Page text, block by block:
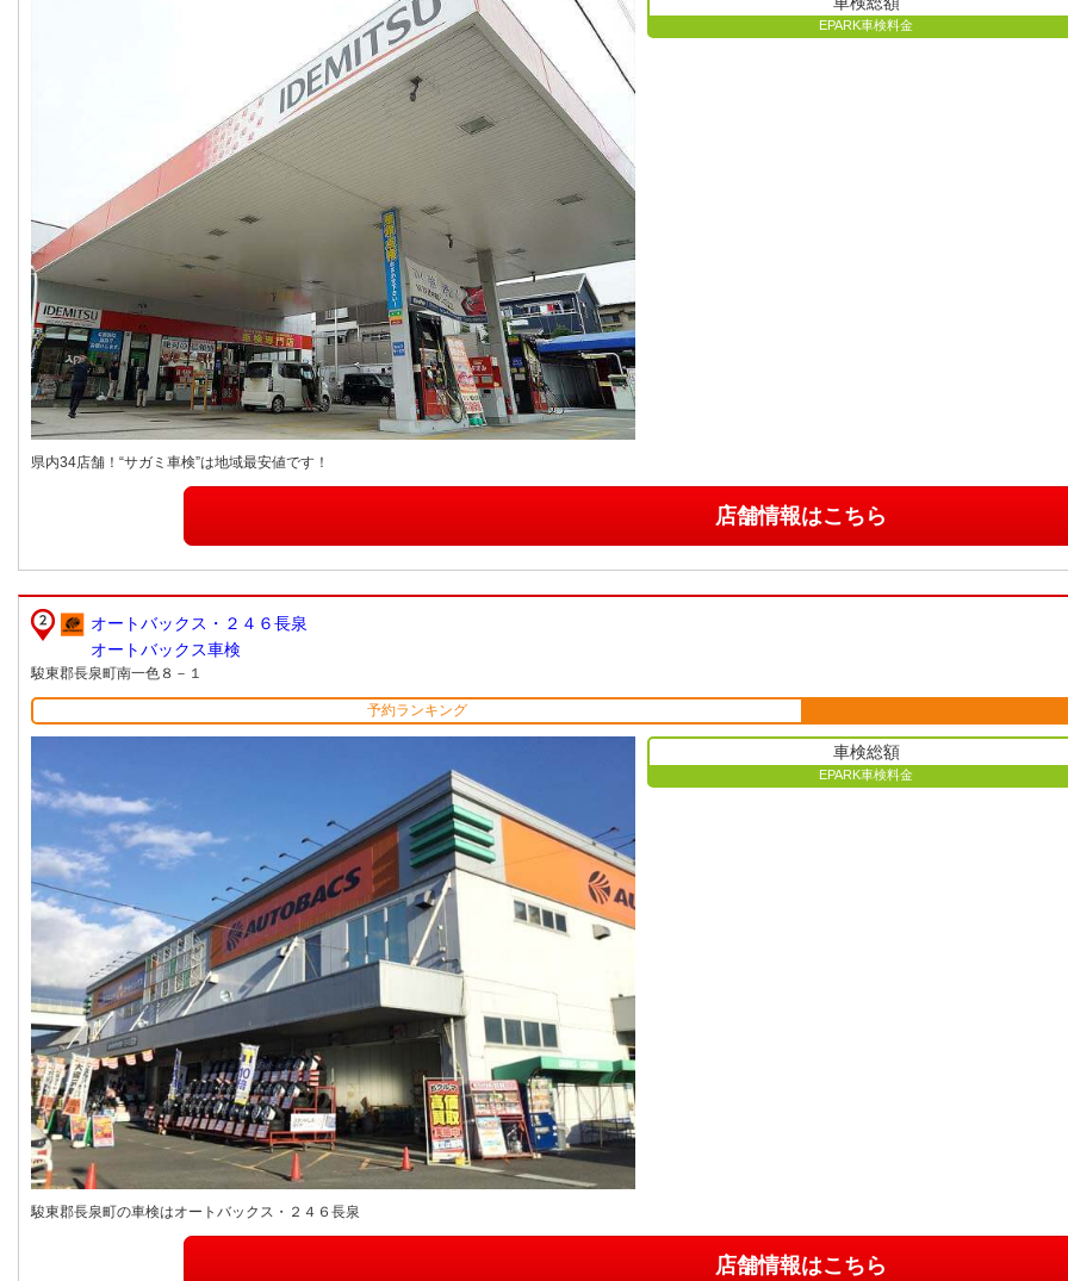
EPARK車検料金
県内34店舗！“サガミ車検”は地域最安値です！
店舗情報はこちら
オートバックス・２４６長泉
オートバックス車検
駿東郡長泉町南一色８－１
予約ランキング
車検総額
EPARK車検料金
駿東郡長泉町の車検はオートバックス・２４６長泉
店舗情報はこちら